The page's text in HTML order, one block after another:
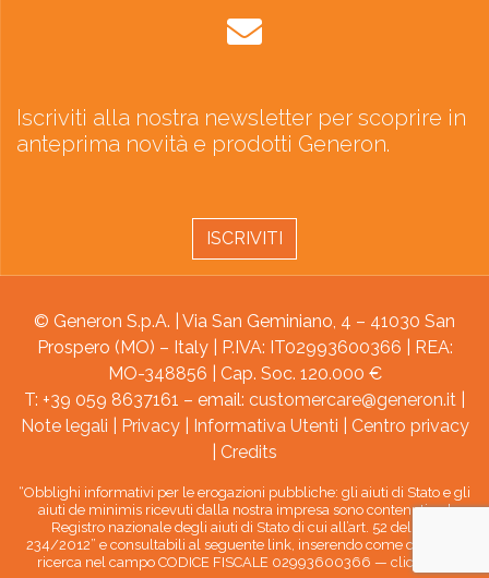
Iscriviti alla nostra newsletter per scoprire in
anteprima novità e prodotti Generon.
ISCRIVITI
© Generon S.p.A. | Via San Geminiano, 4 – 41030 San
Prospero (MO) – Italy | P.IVA: IT02993600366 | REA:
MO-348856 | Cap. Soc. 120.000 €
T: +39 059 8637161 – email: customercare@generon.it
Note legali
Privacy| Informativa Utenti
Centro privacy
Credits
“Obblighi informativi per le erogazioni pubbliche: gli aiuti di Stato e gli
aiuti de minimis ricevuti dalla nostra impresa sono contenuti nel
Registro nazionale degli aiuti di Stato di cui all’art. 52 della L.
234/2012” e consultabili al seguente link, inserendo come chiave di
ricerca nel campo CODICE FISCALE 02993600366 — clicca qui